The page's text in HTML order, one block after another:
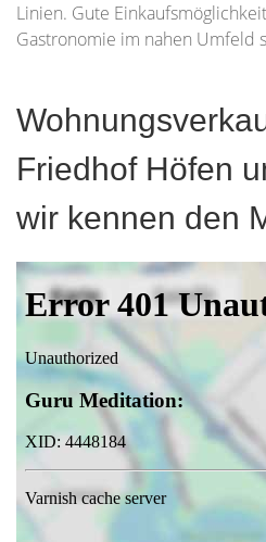
Linien. Gute
Gastronomie im nahen Umfeld
Friedhof Höfen
wir kennen den